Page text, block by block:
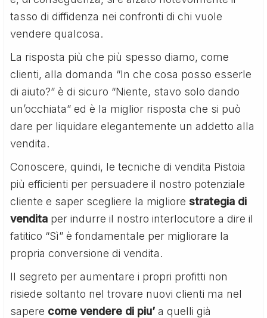
tasso di diffidenza nei confronti di chi vuole
vendere qualcosa.
La risposta più che più spesso diamo, come
clienti, alla domanda “In che cosa posso esserle
di aiuto?” è di sicuro “Niente, stavo solo dando
un’occhiata” ed è la miglior risposta che si può
dare per liquidare elegantemente un addetto alla
vendita.
Conoscere, quindi, le tecniche di vendita Pistoia
più efficienti per persuadere il nostro potenziale
cliente e saper scegliere la migliorestrategia di
vendita per indurre il nostro interlocutore a dire il
fatitico “Sì” è fondamentale per migliorare la
propria conversione di vendita.
Il segreto per aumentare i propri profitti non
risiede soltanto nel trovare nuovi clienti ma nel
sapere come vendere di piu’ a quelli già